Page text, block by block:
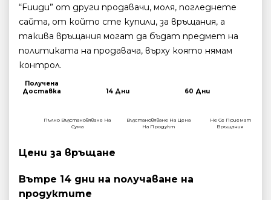
“Fuugu” от други продавачи, моля, погледнете
сайта, от който сте купили, за връщания, а
такива връщания могат да бъдат предмет на
политиката на продавача, върху която нямам
контрол.
Получена
Доставка
14 Дни 60 Дни
Пълно Възстановяване На
Сума
Възстановяване На Цена
На Продукт
Не Се Приемат
Връщания
Цени за връщане
Вътре 14 дни на получаване на
продуктите